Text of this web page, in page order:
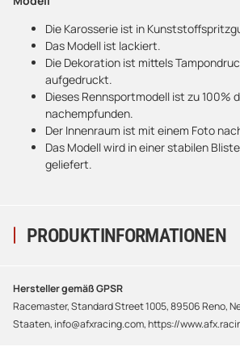
PRODUKTINFORMATIONEN
Die Karosserie ist in
Das Modell ist lackiert.
Die Dekoration ist mittels
aufgedruckt.
Dieses Rennsportmodell ist zu 100%
nachempfunden.
Der Innenraum ist mit einem Foto
Das Modell wird in einer stabilen
geliefert.
Hersteller gemäß GPSR
Racemaster, Standard Street 1005, 89506 Reno,
Staaten, info@afxracing.com, https://